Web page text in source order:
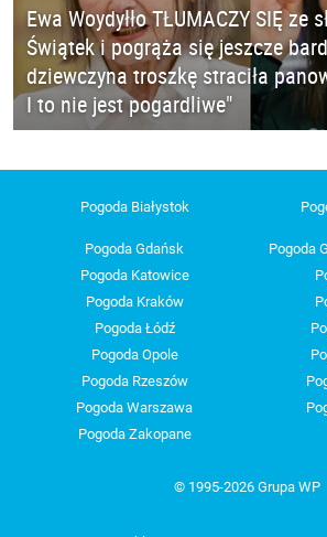
Ewa Woydyłło TŁUMACZY SIĘ ze
Świątek i pogrąża się jeszcze
dziewczyna troszkę straciła
I to nie jest pogardliwe"
Pogoda Białystok
Pogoda Gdańsk
Pogoda
Pogoda Katowice
Pogoda Kraków
Pogoda Łódź
Pogoda Opole
Pogoda Rzeszów
Pogoda Warszawa
Pogoda Zakopane
© 1995-2026 Grupa WP